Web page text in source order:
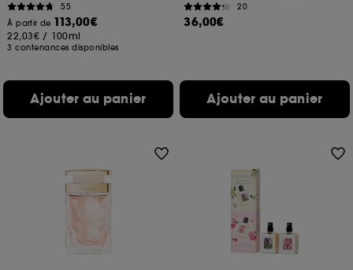
55
À partir de 113,00€
22,03€ / 100ml
3 contenances disponibles
Ajouter au panier
20
36,00€
Ajouter au panier